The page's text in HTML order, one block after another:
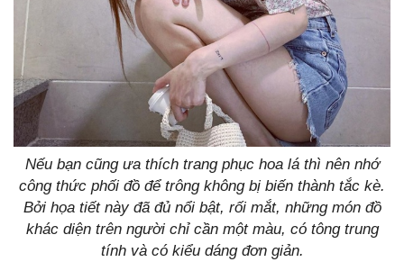
Nếu bạn cũng ưa thích trang phục hoa lá thì nên nhớ
công thức phối đồ để trông không bị biến thành tắc kè.
Bởi họa tiết này đã đủ nổi bật, rối mắt, những món đồ
khác diện trên người chỉ cần một màu, có tông trung
tính và có kiểu dáng đơn giản.